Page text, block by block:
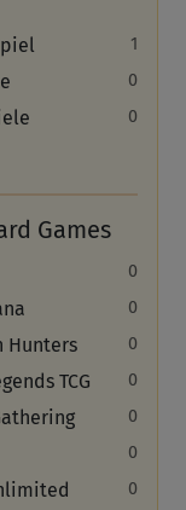
1
0
0
Games
0
0
Hunters 0
TCG 0
0
0
0